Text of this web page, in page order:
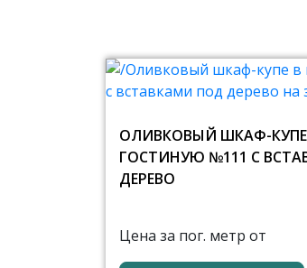
ОЛИВКОВЫЙ ШКАФ-КУПЕ
ГОСТИНУЮ №111 С
ДЕРЕВО
Цена за пог. метр от